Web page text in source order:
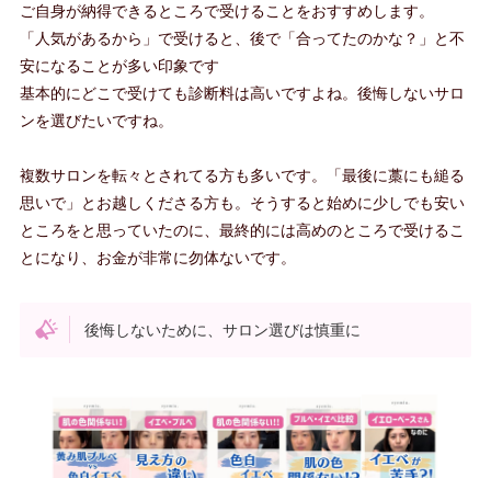
ご自身が納得できるところで受けることをおすすめします。
「人気があるから」で受けると、後で「合ってたのかな？」と不
安になることが多い印象です
基本的にどこで受けても診断料は高いですよね。後悔しないサロ
ンを選びたいですね。
複数サロンを転々とされてる方も多いです。「最後に藁にも縋る
思いで」とお越しくださる方も。そうすると始めに少しでも安い
ところをと思っていたのに、最終的には高めのところで受けるこ
とになり、お金が非常に勿体ないです。
後悔しないために、サロン選びは慎重に